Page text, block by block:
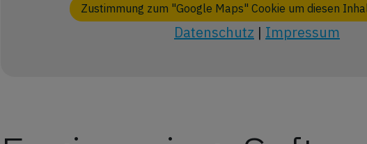
Zustimmung zum "Google Maps" Cookie um diesen
Datenschutz | Impressum